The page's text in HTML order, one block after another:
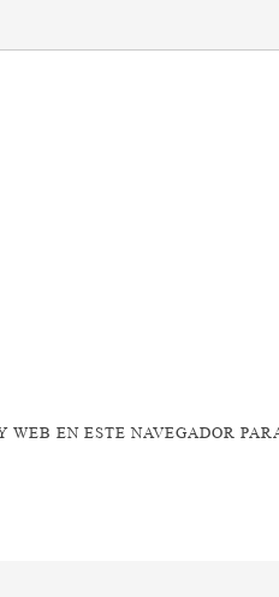
EN ESTE NAVEGADOR